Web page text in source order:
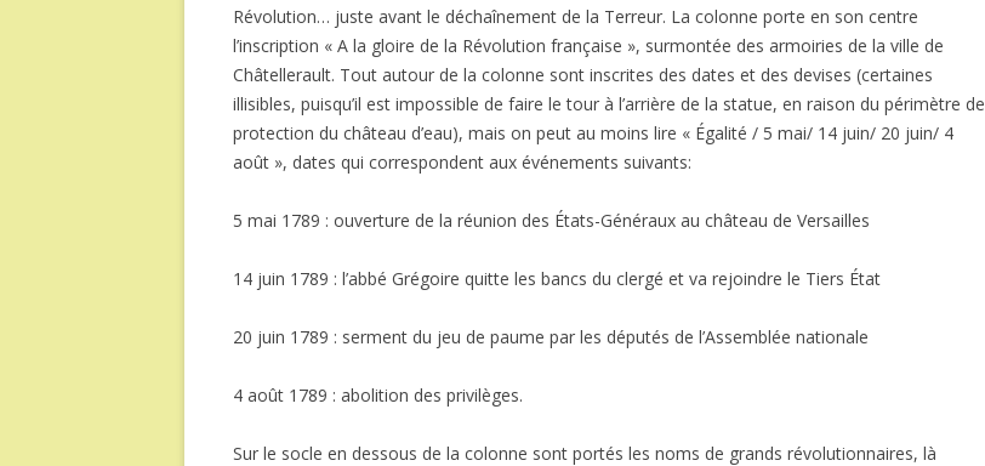
Révolution… juste avant le déchaînement de la Terreur. La colonne porte en son centre
l’inscription « A la gloire de la Révolution française », surmontée des armoiries de la ville de
Châtellerault. Tout autour de la colonne sont inscrites des dates et des devises (certaines
illisibles, puisqu’il est impossible de faire le tour à l’arrière de la statue, en raison du périmètre de
protection du château d’eau), mais on peut au moins lire « Égalité / 5 mai/ 14 juin/ 20 juin/ 4
août », dates qui correspondent aux événements suivants:
5 mai 1789 : ouverture de la réunion des États-Généraux au château de Versailles
14 juin 1789 : l’abbé Grégoire quitte les bancs du clergé et va rejoindre le Tiers État
20 juin 1789 : serment du jeu de paume par les députés de l’Assemblée nationale
4 août 1789 : abolition des privilèges.
Sur le socle en dessous de la colonne sont portés les noms de grands révolutionnaires, là